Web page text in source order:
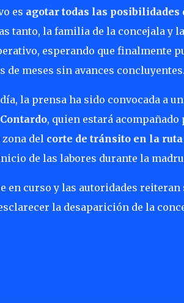
es agotar todas las posibilidades
tanto, la familia de la concejala y
esperando que finalmente
de meses sin avances concluyentes.
la prensa ha sido convocada a
, quien estará acompañado
del corte de tránsito en la
de las labores durante la
en curso y las autoridades
la desaparición de la